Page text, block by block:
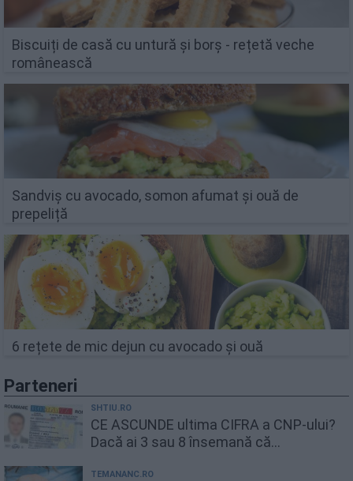
Biscuiți de casă cu untură și borș - rețetă veche
românească
Sandviș cu avocado, somon afumat și ouă de
prepeliță
6 rețete de mic dejun cu avocado și ouă
Parteneri
SHTIU.RO
CE ASCUNDE ultima CIFRA a CNP-ului?
Dacă ai 3 sau 8 însemană că...
TEMANANC.RO